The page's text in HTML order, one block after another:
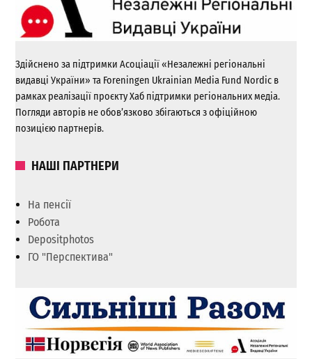
Здійснено за підтримки Асоціації «Незалежні регіональні
видавці України» та Foreningen Ukrainian Media Fund Nordic в
рамках реалізації проєкту Хаб підтримки регіональних медіа.
Погляди авторів не обов’язково збігаються з офіційною
позицією партнерів.
НАШІ ПАРТНЕРИ
На пенсії
Робота
Depositphotos
ГО "Перспектива"